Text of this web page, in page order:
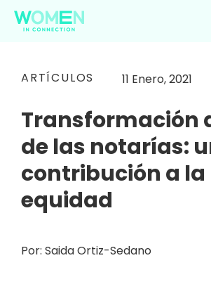
ARTÍCULOS 11 Enero, 2021
Transformación
de las notarías:
contribución a la
equidad
Por: Saida Ortiz-Sedano